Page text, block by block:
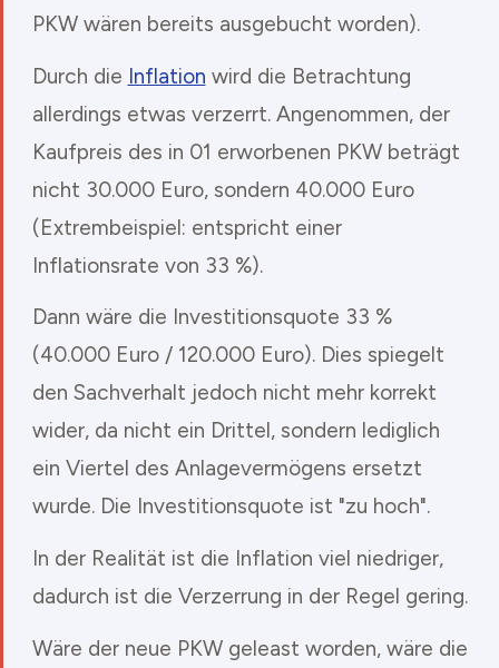
PKW wären bereits ausgebucht worden).
Durch die Inflation wird die Betrachtung
allerdings etwas verzerrt. Angenommen, der
Kaufpreis des in 01 erworbenen PKW beträgt
nicht 30.000 Euro, sondern 40.000 Euro
(Extrembeispiel: entspricht einer
Inflationsrate von 33 %).
Dann wäre die Investitionsquote 33 %
(40.000 Euro / 120.000 Euro). Dies spiegelt
den Sachverhalt jedoch nicht mehr korrekt
wider, da nicht ein Drittel, sondern lediglich
ein Viertel des Anlagevermögens ersetzt
wurde. Die Investitionsquote ist "zu hoch".
In der Realität ist die Inflation viel niedriger,
dadurch ist die Verzerrung in der Regel gering.
Wäre der neue PKW geleast worden, wäre die